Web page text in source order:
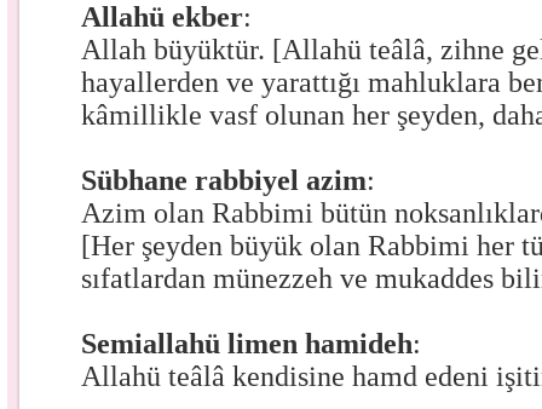
Allahü ekber:
Allah büyüktür. [Allahü teâlâ, zihne
hayallerden ve yarattığı mahluklara
kâmillikle vasf olunan her şeyden,
Sübhane rabbiyel azim:
Azim olan Rabbimi bütün
[Her şeyden büyük olan Rabbimi her
sıfatlardan münezzeh ve mukaddes
Semiallahü limen hamideh:
Allahü teâlâ kendisine hamd edeni